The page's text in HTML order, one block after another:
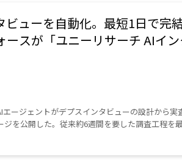
ビューを自動化。最短1日で完
ースが「ユニーリサーチ AIイン
ージェントがデプスインタビューの設計から
を公開した。従来約6週間を要した調査工程を